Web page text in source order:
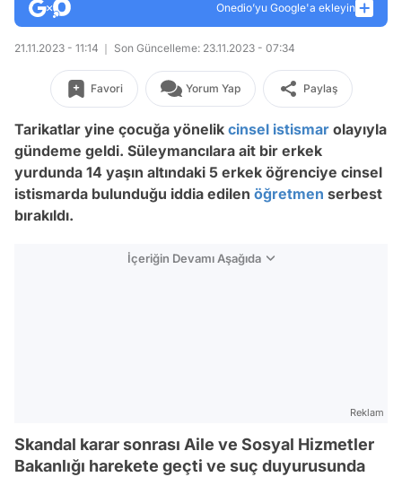
Onedio’yu Google'a ekleyin
21.11.2023 - 11:14 Son Güncelleme: 23.11.2023 - 07:34
Favori Yorum Yap Paylaş
Tarikatlar yine çocuğa yönelik cinsel istismar olayıyla
gündeme geldi. Süleymancılara ait bir erkek
yurdunda 14 yaşın altındaki 5 erkek öğrenciye cinsel
istismarda bulunduğu iddia edilen öğretmen serbest
bırakıldı.
İçeriğin Devamı Aşağıda
Reklam
Skandal karar sonrası Aile ve Sosyal Hizmetler
Bakanlığı harekete geçti ve suç duyurusunda